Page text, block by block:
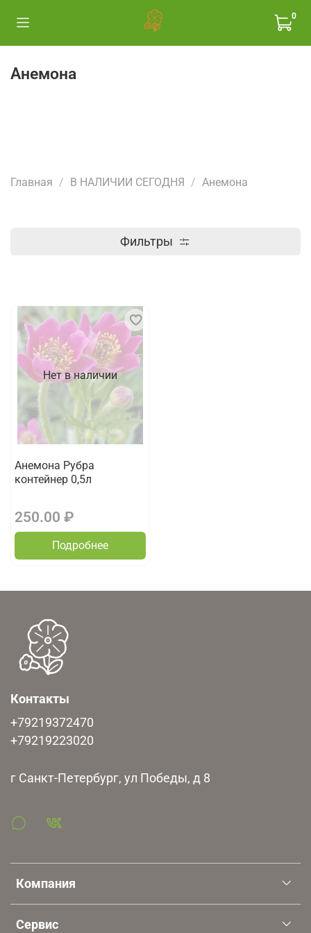
0
Анемона
Главная В НАЛИЧИИ СЕГОДНЯ Анемона
Фильтры
Нет в наличии
Анемона Рубра
контейнер 0,5л
250.00 ₽
Подробнее
Компания
Сервис
Контакты
+79219372470
+79219223020
г Санкт-Петербург, ул Победы, д 8